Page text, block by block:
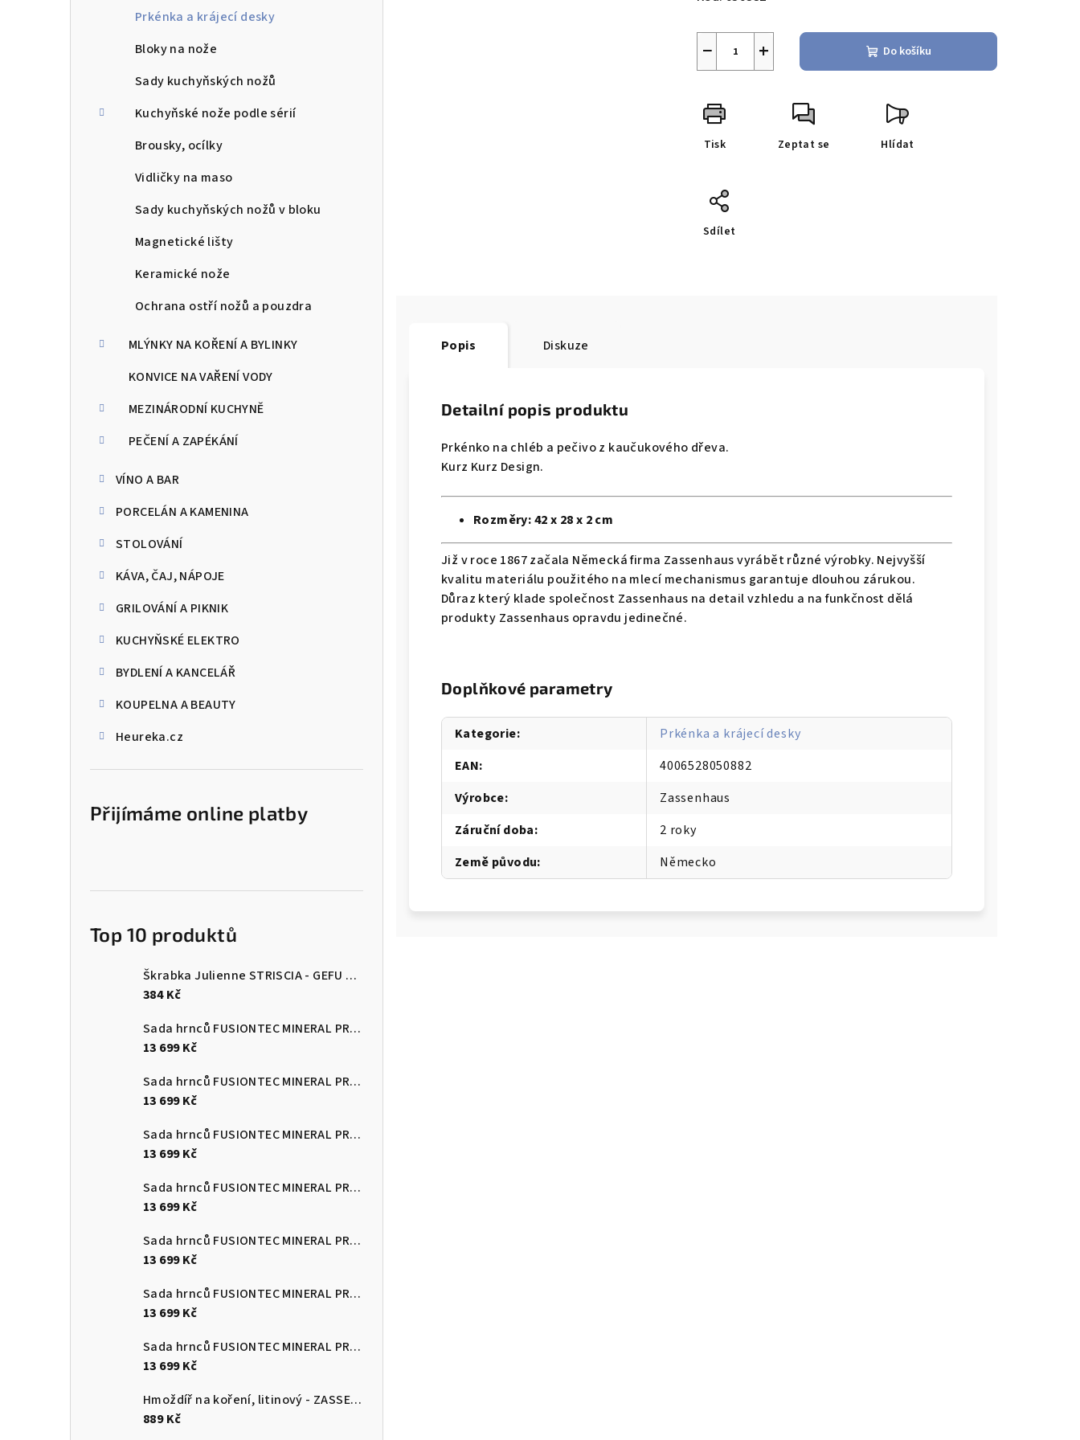
Prkénka a krájecí desky
Bloky na nože
Sady kuchyňských nožů
Kuchyňské nože podle sérií
Brousky, ocílky
Vidličky na maso
Sady kuchyňských nožů v bloku
Magnetické lišty
Keramické nože
Ochrana ostří nožů a pouzdra
MLÝNKY NA KOŘENÍ A BYLINKY
KONVICE NA VAŘENÍ VODY
MEZINÁRODNÍ KUCHYNĚ
PEČENÍ A ZAPÉKÁNÍ
VÍNO A BAR
PORCELÁN A KAMENINA
STOLOVÁNÍ
KÁVA, ČAJ, NÁPOJE
GRILOVÁNÍ A PIKNIK
KUCHYŇSKÉ ELEKTRO
BYDLENÍ A KANCELÁŘ
KOUPELNA A BEAUTY
Heureka.cz
Přijímáme online platby
Top 10 produktů
Škrabka Julienne STRISCIA - GEFU
Škrabka na proužky Julienne STRISCIA - GEFU
384 Kč
Sada hrnců FUSIONTEC MINERAL PRO 4 ks, Eucalyptus zelená - WMF
13 699 Kč
Sada hrnců FUSIONTEC MINERAL PRO 4 ks, černá - WMF
13 699 Kč
Sada hrnců FUSIONTEC MINERAL PRO 4 ks, červená - WMF
13 699 Kč
Sada hrnců FUSIONTEC MINERAL PRO 4 ks, Quartz růžová - WMF
13 699 Kč
Sada hrnců FUSIONTEC MINERAL PRO 4 ks, edice Tim Raue modrá - WMF
13 699 Kč
Sada hrnců FUSIONTEC MINERAL PRO 4 ks, mango žlutá - WMF
13 699 Kč
Sada hrnců FUSIONTEC MINERAL PRO 4 ks, papája oranžová - WMF
13 699 Kč
Hmoždíř na koření, litinový - ZASSENHAUS
889 Kč
+
− Do košíku
Tisk Zeptat se Hlídat
Sdílet
Popis Diskuze
Detailní popis produktu
Prkénko na chléb a pečivo z kaučukového dřeva.
Kurz Kurz Design.
Rozměry: 42 x 28 x 2 cm
Již v roce 1867 začala Německá firma Zassenhaus vyrábět různé výrobky. Nejvyšší
kvalitu materiálu použitého na mlecí mechanismus garantuje dlouhou zárukou.
Důraz který klade společnost Zassenhaus na detail vzhledu a na funkčnost dělá
produkty Zassenhaus opravdu jedinečné.
Doplňkové parametry
Kategorie:
Prkénka a krájecí desky
EAN:
4006528050882
Výrobce:
Zassenhaus
Záruční doba:
2 roky
Země původu: Německo